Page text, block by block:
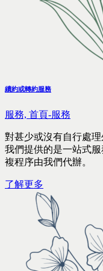
續約或轉約服務
服務, 首頁-服務
對甚少或沒有自行處
我們提供的是一站式
複程序由我們代辦。
了解更多